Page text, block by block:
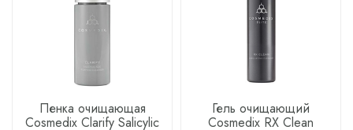
Пенка очищающая
Cosmedix Clarify Salicylic
Гель очищающий
Cosmedix RX Clean